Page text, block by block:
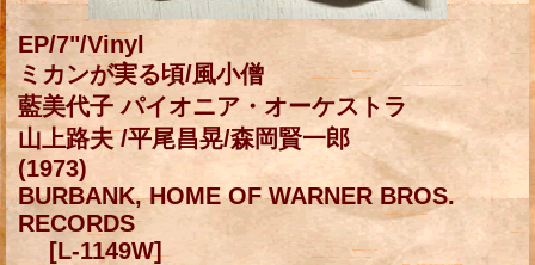
EP/7"/Vinyl
ミカンが実る頃/風小僧
藍美代子 パイオニア・オーケストラ
山上路夫 /平尾昌晃/森岡賢一郎
(1973)
BURBANK, HOME OF WARNER BROS.
RECORDS
[L-1149W]